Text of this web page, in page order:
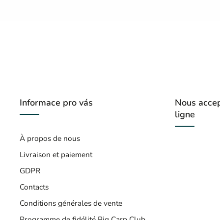
Informace pro vás
À propos de nous
Livraison et paiement
GDPR
Contacts
Conditions générales de vente
Nous
ligne